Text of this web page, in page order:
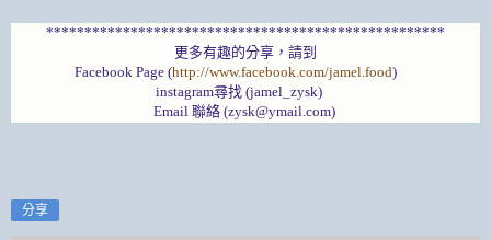
****************************************************
更多有趣的分享，請到
Facebook Page (http://www.facebook.com/jamel.food)
instagram尋找 (jamel_zysk)
Email 聯絡 (zysk@ymail.com)
分享